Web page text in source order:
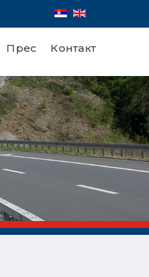
Прес Контакт